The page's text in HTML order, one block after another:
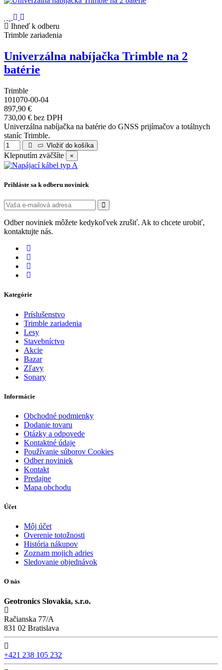
Ihneď k odberu
Trimble zariadenia
Univerzálna nabíjačka Trimble na 2
batérie
Trimble
101070-00-04
897,90 €
730,00 € bez DPH
Univerzálna nabíjačka na batérie do GNSS prijímačov a totálnych
staníc Trimble.
Vložiť do košíka
Klepnutím zväčšíte ×
Prihláste sa k odberu noviniek
Odber noviniek môžete kedykoľvek zrušiť. Ak to chcete urobiť,
kontaktujte nás.
Kategórie
Príslušenstvo
Trimble zariadenia
Lesy
Stavebníctvo
Akcie
Bazar
Zľavy
Sonary
Informácie
Obchodné podmienky
Dodanie tovaru
Otázky a odpovede
Kontaktné údaje
Používanie súborov Cookies
Odber noviniek
Kontakt
Predajne
Mapa obchodu
Účet
Môj účet
Overenie totožnosti
História nákupov
Zoznam mojich adries
Sledovanie objednávok
O nás
Geotronics Slovakia, s.r.o.
Račianska 77/A
831 02 Bratislava
+421 238 105 232